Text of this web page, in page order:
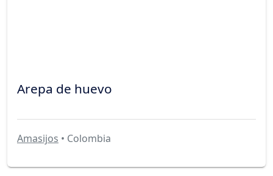
Arepa de huevo
Amasijos • Colombia